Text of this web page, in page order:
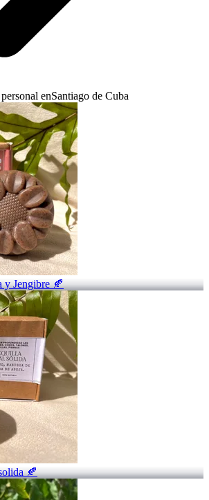
enSantiago de Cuba
y Jengibre 🍂
🍂